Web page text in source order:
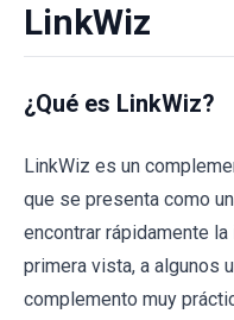
LinkWiz
¿Qué es LinkWiz?
LinkWiz es un
que se presenta como
encontrar rápidamente
primera vista, a algunos
complemento muy